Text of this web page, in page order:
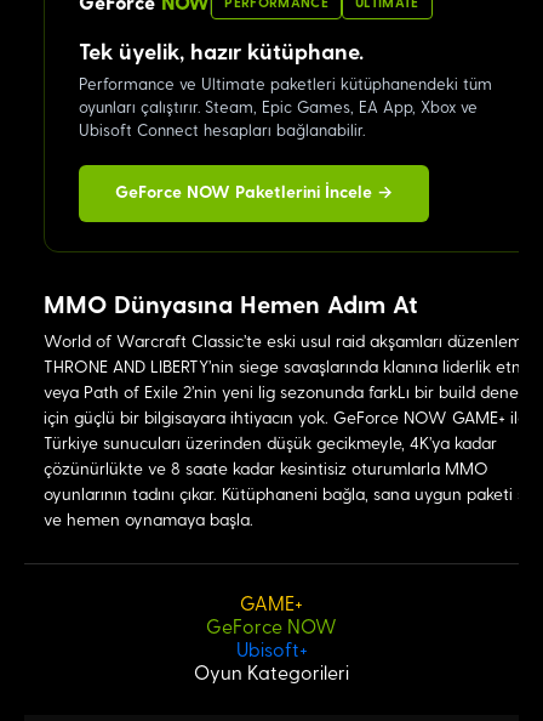
PERFORMANCE ULTIMATE
Tek üyelik, hazır kütüphane.
Performance ve Ultimate paketleri kütüphanendeki tüm
oyunları çalıştırır. Steam, Epic Games, EA App, Xbox ve
Ubisoft Connect hesapları bağlanabilir.
GeForce NOW Paketlerini İncele →
MMO Dünyasına Hemen Adım At
World of Warcraft Classic'te eski usul raid akşamları düzenlemek,
THRONE AND LIBERTY'nin siege savaşlarında klanına liderlik etmek
veya Path of Exile 2'nin yeni lig sezonunda farkLı bir build
için güçlü bir bilgisayara ihtiyacın yok. GeForce NOW GAME+ ile
Türkiye sunucuları üzerinden düşük gecikmeyle, 4K'ya kadar
çözünürlükte ve 8 saate kadar kesintisiz oturumlarla MMO
oyunlarının tadını çıkar. Kütüphaneni bağla, sana uygun paketi seç
ve hemen oynamaya başla.
GAME+
GeForce NOW
Ubisoft+
Oyun Kategorileri